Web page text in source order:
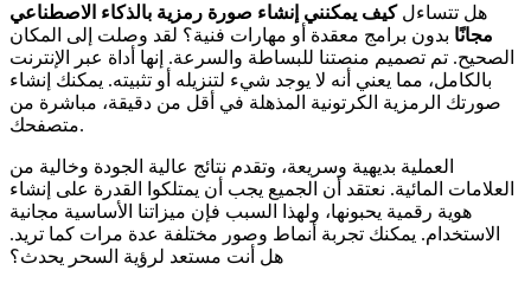
هل تتساءلكيف يمكنني إنشاء صورة رمزية بالذكاء الاصطناعي
مجانًا بدون برامج معقدة أو مهارات فنية؟ لقد وصلت إلى المكان
الصحيح. تم تصميم منصتنا للبساطة والسرعة. إنها أداة عبر الإنترنت
بالكامل، مما يعني أنه لا يوجد شيء لتنزيله أو تثبيته. يمكنك إنشاء
صورتك الرمزية الكرتونية المذهلة في أقل من دقيقة، مباشرة من
متصفحك.
العملية بديهية وسريعة، وتقدم نتائج عالية الجودة وخالية من
العلامات المائية. نعتقد أن الجميع يجب أن يمتلكوا القدرة على إنشاء
هوية رقمية يحبونها، ولهذا السبب فإن ميزاتنا الأساسية مجانية
الاستخدام. يمكنك تجربة أنماط وصور مختلفة عدة مرات كما تريد.
هل أنت مستعد لرؤية السحر يحدث؟